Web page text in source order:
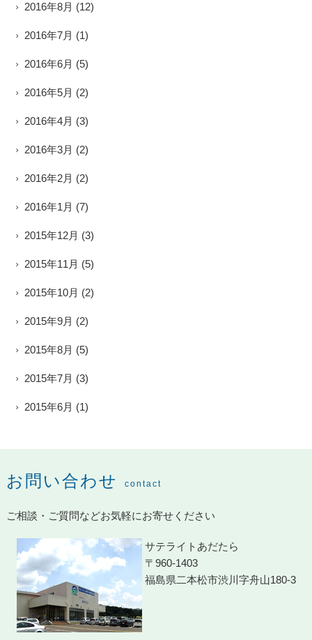
2016年8月 (12)
2016年7月 (1)
2016年6月 (5)
2016年5月 (2)
2016年4月 (3)
2016年3月 (2)
2016年2月 (2)
2016年1月 (7)
2015年12月 (3)
2015年11月 (5)
2015年10月 (2)
2015年9月 (2)
2015年8月 (5)
2015年7月 (3)
2015年6月 (1)
お問い合わせ contact
ご相談・ご質問などお気軽にお寄せください
サテライトあだたら
〒960-1403
福島県二本松市渋川字舟山180-3